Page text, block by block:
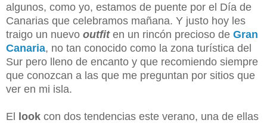
algunos, como yo, estamos de puente por el Día de
Canarias que celebramos mañana. Y justo hoy les
traigo un nuevo outfiten un rincón precioso de Gran
Canaria, no tan conocido como la zona turística del
Sur pero lleno de encanto y que recomiendo siempre
que conozcan a las que me preguntan por sitios que
ver en mi isla.
El look con dos tendencias este verano, una de ellas